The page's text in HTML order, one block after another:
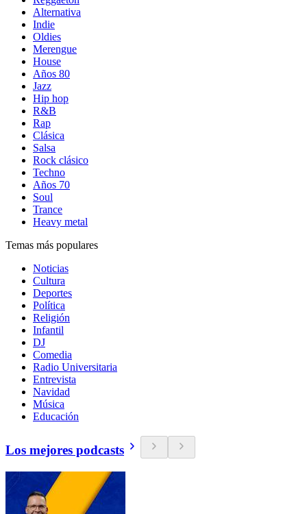
Alternativa
Indie
Oldies
Merengue
House
Años 80
Jazz
Hip hop
R&B
Rap
Clásica
Salsa
Rock clásico
Techno
Años 70
Soul
Trance
Heavy metal
Temas más populares
Noticias
Cultura
Deportes
Política
Religión
Infantil
DJ
Comedia
Radio Universitaria
Entrevista
Navidad
Música
Educación
Los mejores podcasts